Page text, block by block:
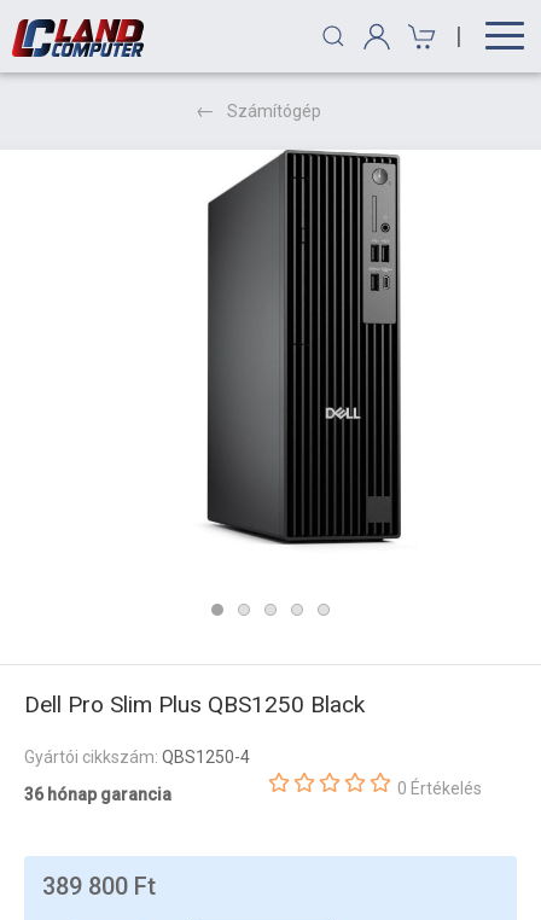
|
Számítógép
Dell Pro Slim Plus QBS1250 Black
Gyártói cikkszám: QBS1250-4
36 hónap garancia
0 Értékelés
389 800 Ft